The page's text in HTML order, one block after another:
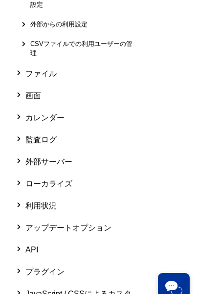
設定
外部からの利用設定
CSVファイルでの利用ユーザーの管
理
ファイル
画面
カレンダー
監査ログ
外部サーバー
ローカライズ
利用状況
アップデートオプション
API
プラグイン